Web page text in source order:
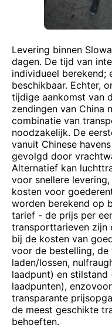
Levering binnen
dagen. De tijd van
individueel berekend;
beschikbaar. Echter,
tijdige aankomst van
zendingen van China
combinatie van
noodzakelijk. De
vanuit Chinese
gevolgd door
Alternatief kan
voor snellere
kosten voor
worden berekend op
tarief - de prijs per
transporttarieven zijn
bij de kosten van
voor de bestelling,
laden/lossen,
laadpunt) en
laadpunten),
transparante
de meest geschikte
behoeften.